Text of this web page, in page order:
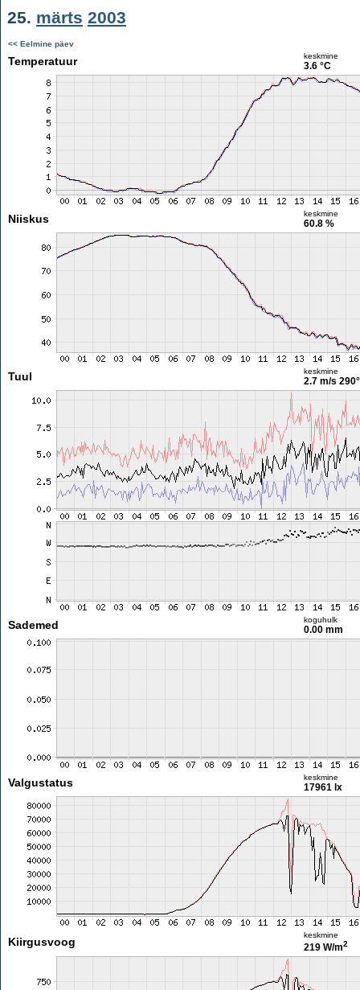
25. märts 2003
<< Eelmine päev
Temperatuur keskmine
3.6 °C
Niiskus keskmine
60.8 %
Tuul keskmine
2.7 m/s 290°
Sademed koguhulk
0.00 mm
Valgustatus keskmine
17961 lx
Kiirgusvoog
keskmine
219 W/m2